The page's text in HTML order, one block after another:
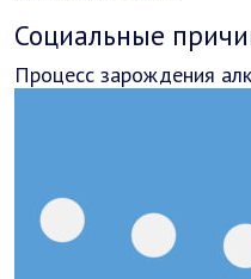
Социальные
Процесс зарождения